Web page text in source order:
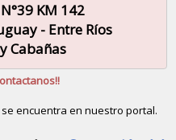
KM 142
- Entre Ríos
Cabañas
encuentra en nuestro portal.